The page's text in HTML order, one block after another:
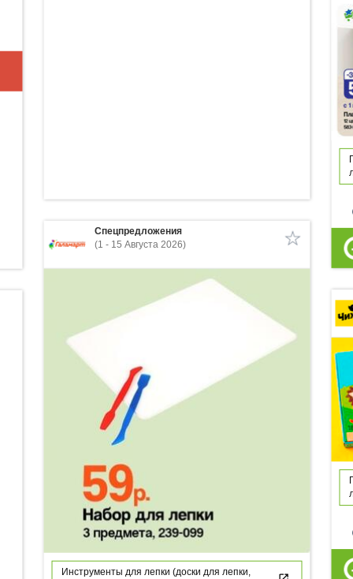
Спецпредложения
(1 - 15 Августа 2026)
Инструменты для лепки (доски для лепки,